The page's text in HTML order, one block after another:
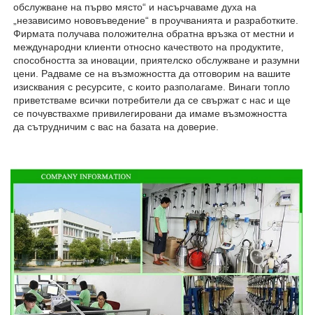
обслужване на първо място“ и насърчаваме духа на
„независимо нововъведение“ в проучванията и разработките.
Фирмата получава положителна обратна връзка от местни и
международни клиенти относно качеството на продуктите,
способността за иновации, приятелско обслужване и разумни
цени. Радваме се на възможността да отговорим на вашите
изисквания с ресурсите, с които разполагаме. Винаги топло
приветстваме всички потребители да се свържат с нас и ще
се почувствахме привилегировани да имаме възможността
да сътрудничим с вас на базата на доверие.